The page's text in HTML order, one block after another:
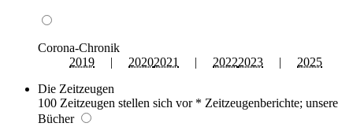
Corona-Chronik
2019 | 20202021 | 20222023 | 2025
Die Zeitzeugen
100 Zeitzeugen stellen sich vor * Zeitzeugenberichte; unsere
Bücher